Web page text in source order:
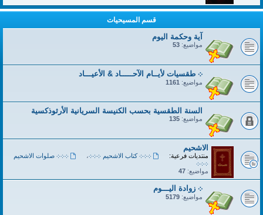
قسم المسيحيات
آية وحكمة اليوم
مواضيع: 53
܀ طقسيات لأيــام الآحـــــاد & الأعيـــاد
مواضيع: 1161
السنة الطقسية بحسب الكنيسة السريانية الأرثوذكسية
مواضيع: 135
الاشحيم
منتديات فرعية: ܀܀܀ كتاب الاشحيم ܀܀܀،
܀܀܀ صلوات الاشحيم
܀܀܀
مواضيع: 47
܀ زوادة اليـــوم
مواضيع: 5179